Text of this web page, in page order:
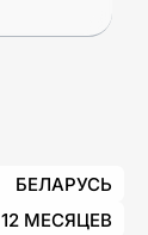
БЕЛАРУСЬ
12 МЕСЯЦЕВ